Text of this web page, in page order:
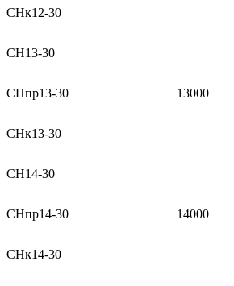
СНк12-30
СН13-30
13000
СНпр13-30
СНк13-30
СН14-30
14000
СНпр14-30
СНк14-30